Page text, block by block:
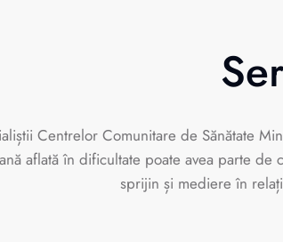
Centrelor Comunitare de Sănătate
aflată în dificultate poate avea parte
sprijin și mediere în